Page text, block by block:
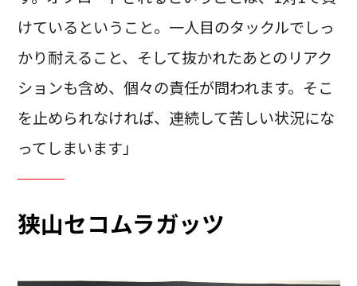
けているということ。一人目のタックルでしっ
かり耐えること、そして抜かれたあとのリアク
ションも含め、個々の責任が問われます。そこ
を止められなければ、連続して苦しい状況にな
ってしまいます」
狭山セコムラガッツ